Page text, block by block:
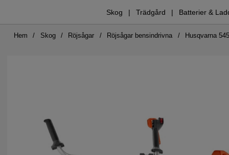
Skog Trädgård Batterier &
Hem Skog Röjsågar Röjsågar bensindrivna Husqvarna